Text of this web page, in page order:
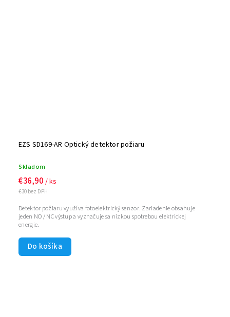
EZS SD169-AR Optický detektor požiaru
Skladom
€30 bez DPH
€36,90 / ks
Do košíka
Detektor požiaru využíva fotoelektrický senzor. Zariadenie obsahuje
jeden NO / NC výstup a vyznačuje sa nízkou spotrebou elektrickej
energie.